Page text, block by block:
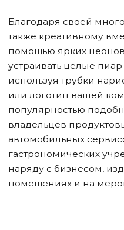
Благодаря своей
также креативному
помощью ярких
устраивать целые
используя трубки
или логотип вашей
популярностью
владельцев
автомобильных
гастрономических
наряду с бизнесом,
помещениях и на